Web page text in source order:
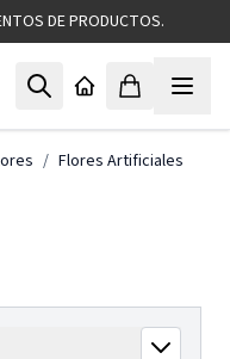
DE PRODUCTOS.
/ Flores Artificiales